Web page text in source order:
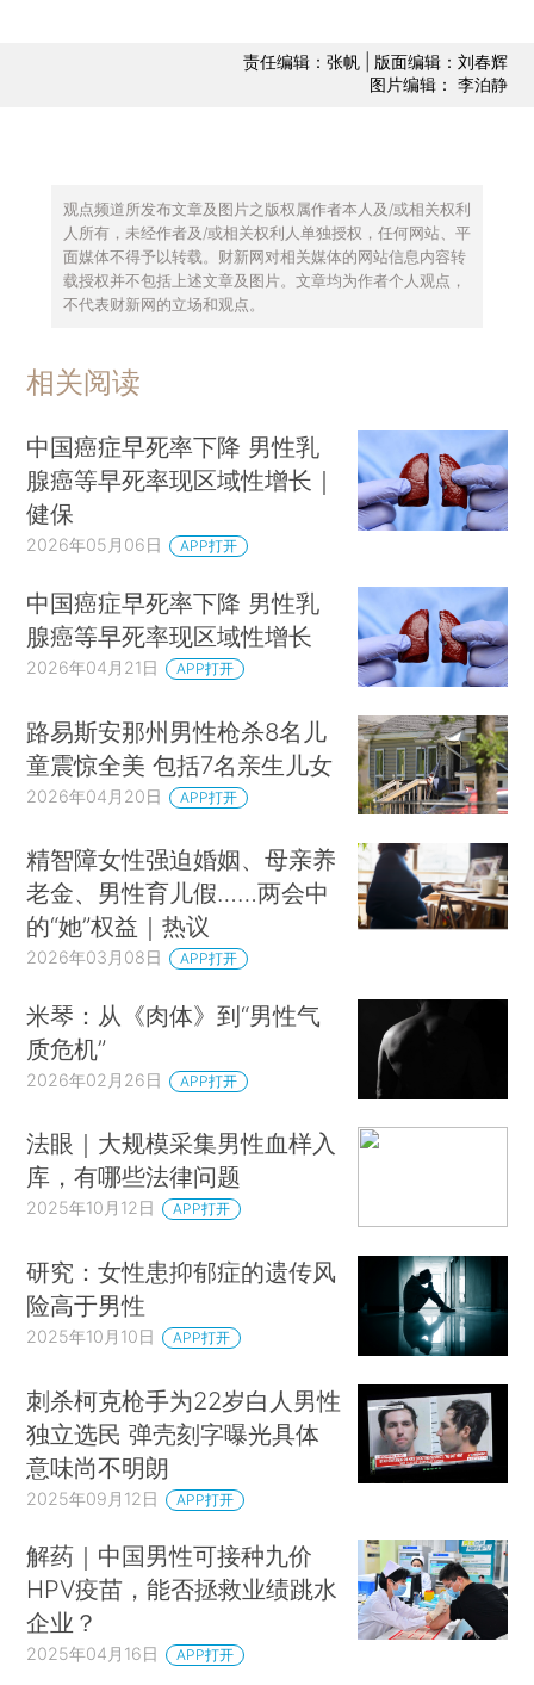
责任编辑：张帆 | 版面编辑：刘春辉
图片编辑： 李泊静
观点频道所发布文章及图片之版权属作者本人及/或相关权利
人所有，未经作者及/或相关权利人单独授权，任何网站、平
面媒体不得予以转载。财新网对相关媒体的网站信息内容转
载授权并不包括上述文章及图片。文章均为作者个人观点，
不代表财新网的立场和观点。
相关阅读
中国癌症早死率下降 男性乳
腺癌等早死率现区域性增长｜
健保
2026年05月06日 APP打开
中国癌症早死率下降 男性乳
腺癌等早死率现区域性增长
2026年04月21日 APP打开
路易斯安那州男性枪杀8名儿
童震惊全美 包括7名亲生儿女
2026年04月20日 APP打开
精智障女性强迫婚姻、母亲养
老金、男性育儿假……两会中
的“她”权益｜热议
2026年03月08日 APP打开
米琴：从《肉体》到“男性气
质危机”
2026年02月26日 APP打开
法眼｜大规模采集男性血样入
库，有哪些法律问题
2025年10月12日 APP打开
研究：女性患抑郁症的遗传风
险高于男性
2025年10月10日 APP打开
刺杀柯克枪手为22岁白人男性
独立选民 弹壳刻字曝光具体
意味尚不明朗
2025年09月12日 APP打开
解药｜中国男性可接种九价
HPV疫苗，能否拯救业绩跳水
企业？
2025年04月16日 APP打开